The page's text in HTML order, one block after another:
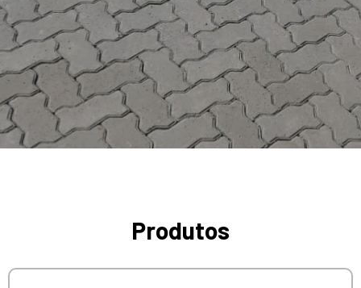
Produtos